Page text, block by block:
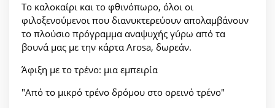
Το καλοκαίρι και το φθινόπωρο, όλοι οι
φιλοξενούμενοι που διανυκτερεύουν απολαμβάνουν
το πλούσιο πρόγραμμα αναψυχής γύρω από τα
βουνά μας με την κάρτα Arosa, δωρεάν.
Άφιξη με το τρένο: μια εμπειρία
"Από το μικρό τρένο δρόμου στο ορεινό τρένο"